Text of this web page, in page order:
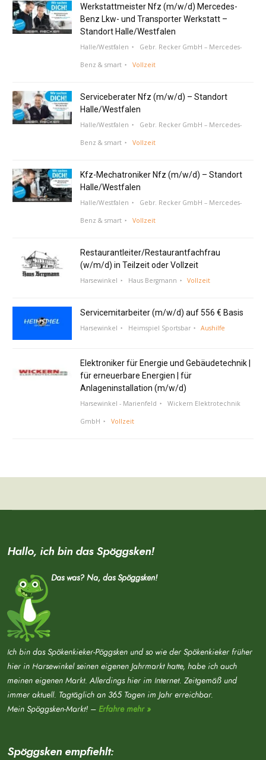
Werkstattmeister Nfz (m/w/d) Mercedes-
Benz Lkw- und Transporter Werkstatt –
Standort Halle/Westfalen
Halle/Westfalen Gebr. Recker GmbH – Mercedes-
Benz & smart Vollzeit
Serviceberater Nfz (m/w/d) – Standort
Halle/Westfalen
Halle/Westfalen Gebr. Recker GmbH – Mercedes-
Benz & smart Vollzeit
Kfz-Mechatroniker Nfz (m/w/d) – Standort
Halle/Westfalen
Halle/Westfalen Gebr. Recker GmbH – Mercedes-
Benz & smart Vollzeit
Restaurantleiter/Restaurantfachfrau
(w/m/d) in Teilzeit oder Vollzeit
Harsewinkel Haus Bergmann Vollzeit
Servicemitarbeiter (m/w/d) auf 556 € Basis
Harsewinkel Heimspiel Sportsbar Aushilfe
Elektroniker für Energie und Gebäudetechnik |
für erneuerbare Energien | für
Anlageninstallation (m/w/d)
Harsewinkel - Marienfeld Wickern Elektrotechnik
GmbH Vollzeit
Hallo, ich bin das Spöggsken!
Das was? Na, das Spöggsken!
Ich bin das Spökenkieker-Pöggsken und so wie der Spökenkieker früher
hier in Harsewinkel seinen eigenen Jahrmarkt hatte, habe ich auch
meinen eigenen Markt. Allerdings hier im Internet. Zeitgemäß und
immer aktuell. Tagtäglich an 365 Tagen im Jahr erreichbar.
Mein Spöggsken-Markt! – Erfahre mehr »
Spöggsken empfiehlt: